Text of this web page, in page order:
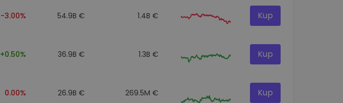
-3.00% 54.9B € 1.4B € Kup
+0.50% 36.9B € 1.3B € Kup
0.00% 26.9B € 269.5M € Kup